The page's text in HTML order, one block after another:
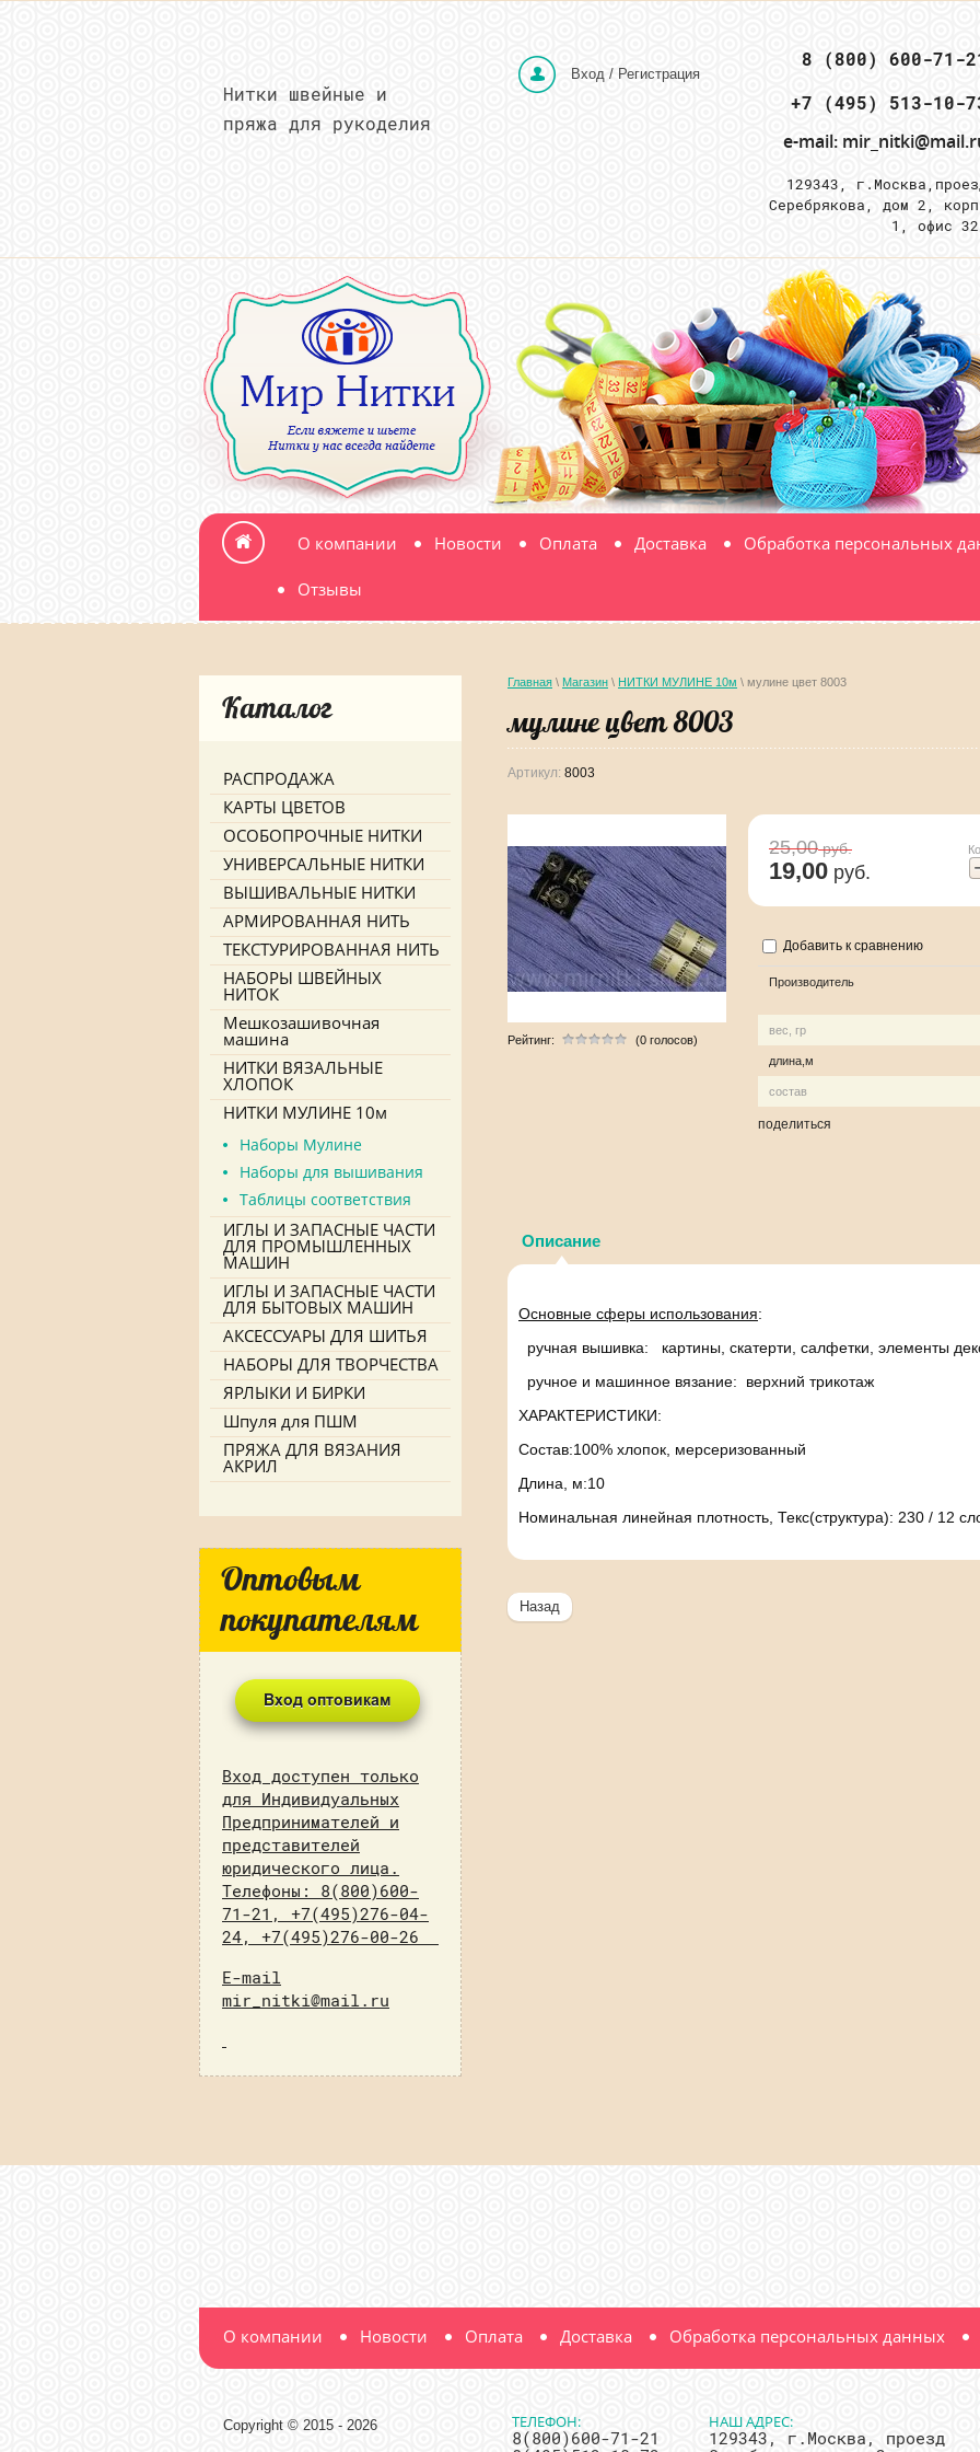
8 (800) 600-71-
e-mail:
129343, г.Москва,
Серебрякова, дом 2,
1, офис 32
Вход / Регистрация
Нитки швейные и
пряжа для рукоделия
О компании Новости Оплата Доставка Обработка персональных
Отзывы
Главная \ Магазин \ НИТКИ МУЛИНЕ 10м \ мулине цвет 8003
мулине цвет 8003
Артикул: 8003
Рейтинг: (0 голосов)
25,00руб.
19,00 руб.
Добавить к сравнению
Производитель
вес, гр
длина,м
состав
поделиться
Описание
Основные сферы использования:
ручная вышивка: картины, скатерти, салфетки, элементы
ручное и машинное вязание: верхний трикотаж
ХАРАКТЕРИСТИКИ:
Состав:100% хлопок, мерсеризованный
Длина, м:10
Номинальная линейная плотность, Текс(структура): 230 / 12
Назад
Каталог
РАСПРОДАЖА
КАРТЫ ЦВЕТОВ
ОСОБОПРОЧНЫЕ НИТКИ
УНИВЕРСАЛЬНЫЕ НИТКИ
ВЫШИВАЛЬНЫЕ НИТКИ
АРМИРОВАННАЯ НИТЬ
ТЕКСТУРИРОВАННАЯ НИТЬ
НАБОРЫ ШВЕЙНЫХ
НИТОК
Мешкозашивочная
машина
НИТКИ ВЯЗАЛЬНЫЕ
ХЛОПОК
НИТКИ МУЛИНЕ 10м
Наборы Мулине
Наборы для вышивания
Таблицы соответствия
ИГЛЫ И ЗАПАСНЫЕ ЧАСТИ
ДЛЯ ПРОМЫШЛЕННЫХ
МАШИН
ИГЛЫ И ЗАПАСНЫЕ ЧАСТИ
ДЛЯ БЫТОВЫХ МАШИН
АКСЕССУАРЫ ДЛЯ ШИТЬЯ
НАБОРЫ ДЛЯ ТВОРЧЕСТВА
ЯРЛЫКИ И БИРКИ
Шпуля для ПШМ
ПРЯЖА ДЛЯ ВЯЗАНИЯ
АКРИЛ
Оптовым
покупателям
Вход доступен только
для Индивидуальных
Предпринимателей и
представителей
юридического лица.
Телефоны: 8(800)600-
71-21, +7(495)276-04-
24, +7(495)276-00-26
E-mail
mir_nitki@mail.ru
О компании Новости Оплата Доставка Обработка персональных данных
Copyright © 2015 - 2026 ТЕЛЕФОН:
8(800)600-71-21
НАШ АДРЕС:
129343, г.Москва, проезд